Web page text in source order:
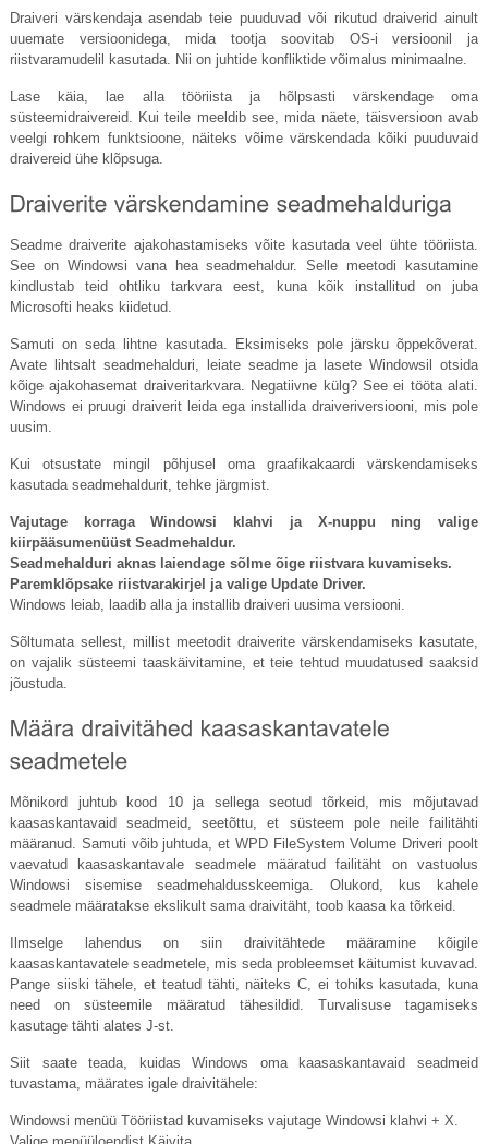
Draiveri värskendaja asendab teie puuduvad või rikutud draiverid ainult
uuemate versioonidega, mida tootja soovitab OS-i versioonil ja
riistvaramudelil kasutada. Nii on juhtide konfliktide võimalus minimaalne.
Lase käia, lae alla tööriista ja hõlpsasti värskendage oma
süsteemidraivereid. Kui teile meeldib see, mida näete, täisversioon avab
veelgi rohkem funktsioone, näiteks võime värskendada kõiki puuduvaid
draivereid ühe klõpsuga.
Seadme draiverite ajakohastamiseks võite kasutada veel ühte tööriista.
See on Windowsi vana hea seadmehaldur. Selle meetodi kasutamine
kindlustab teid ohtliku tarkvara eest, kuna kõik installitud on juba
Microsofti heaks kiidetud.
Samuti on seda lihtne kasutada. Eksimiseks pole järsku õppekõverat.
Avate lihtsalt seadmehalduri, leiate seadme ja lasete Windowsil otsida
kõige ajakohasemat draiveritarkvara. Negatiivne külg? See ei tööta alati.
Windows ei pruugi draiverit leida ega installida draiveriversiooni, mis pole
uusim.
Kui otsustate mingil põhjusel oma graafikakaardi värskendamiseks
kasutada seadmehaldurit, tehke järgmist.
Vajutage korraga Windowsi klahvi ja X-nuppu ning valige
kiirpääsumenüüst Seadmehaldur.
Seadmehalduri aknas laiendage sõlme õige riistvara kuvamiseks.
Paremklõpsake riistvarakirjel ja valige Update Driver.
Windows leiab, laadib alla ja installib draiveri uusima versiooni.
Sõltumata sellest, millist meetodit draiverite värskendamiseks kasutate,
on vajalik süsteemi taaskäivitamine, et teie tehtud muudatused saaksid
jõustuda.
Mõnikord juhtub kood 10 ja sellega seotud tõrkeid, mis mõjutavad
kaasaskantavaid seadmeid, seetõttu, et süsteem pole neile failitähti
määranud. Samuti võib juhtuda, et WPD FileSystem Volume Driveri poolt
vaevatud kaasaskantavale seadmele määratud failitäht on vastuolus
Windowsi sisemise seadmehaldusskeemiga. Olukord, kus kahele
seadmele määratakse ekslikult sama draivitäht, toob kaasa ka tõrkeid.
Ilmselge lahendus on siin draivitähtede määramine kõigile
kaasaskantavatele seadmetele, mis seda probleemset käitumist kuvavad.
Pange siiski tähele, et teatud tähti, näiteks C, ei tohiks kasutada, kuna
need on süsteemile määratud tähesildid. Turvalisuse tagamiseks
kasutage tähti alates J-st.
Siit saate teada, kuidas Windows oma kaasaskantavaid seadmeid
tuvastama, määrates igale draivitähele:
Windowsi menüü Tööriistad kuvamiseks vajutage Windowsi klahvi + X.